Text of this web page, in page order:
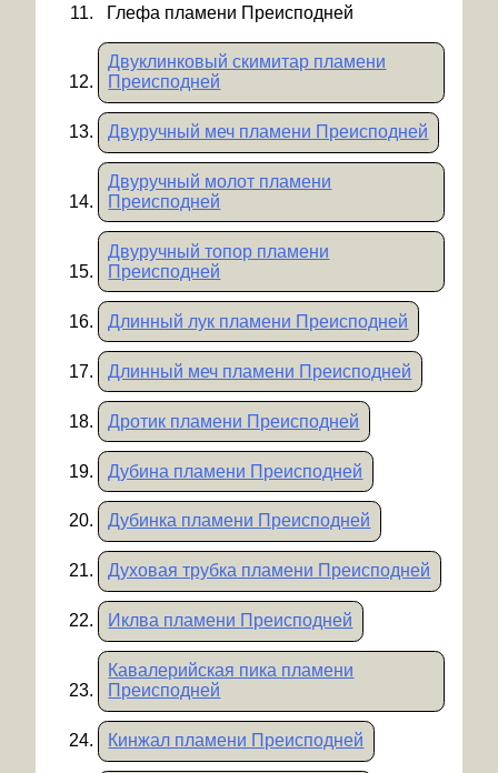
Глефа пламени Преисподней
Двуклинковый скимитар пламени
Преисподней
Двуручный меч пламени Преисподней
Двуручный молот пламени
Преисподней
Двуручный топор пламени
Преисподней
Длинный лук пламени Преисподней
Длинный меч пламени Преисподней
Дротик пламени Преисподней
Дубина пламени Преисподней
Дубинка пламени Преисподней
Духовая трубка пламени Преисподней
Иклва пламени Преисподней
Кавалерийская пика пламени
Преисподней
Кинжал пламени Преисподней